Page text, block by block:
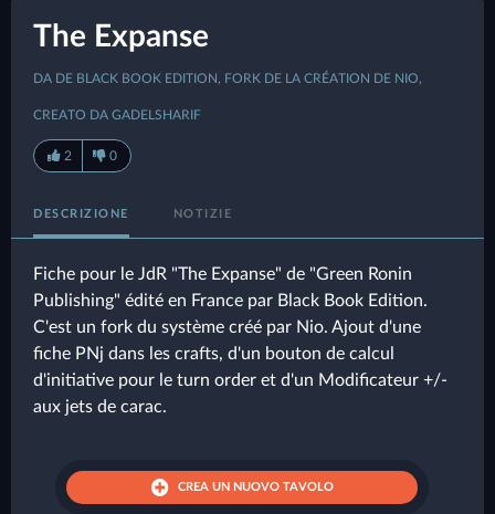
The Expanse
DA DE BLACK BOOK EDITION, FORK DE LA CRÉATION DE NIO,
CREATO DA GADELSHARIF
2 0
DESCRIZIONE NOTIZIE
Fiche pour le JdR "The Expanse" de "Green Ronin
Publishing" édité en France par Black Book Edition.
C'est un fork du système créé par Nio. Ajout d'une
fiche PNj dans les crafts, d'un bouton de calcul
d'initiative pour le turn order et d'un Modificateur +/-
aux jets de carac.
CREA UN NUOVO TAVOLO